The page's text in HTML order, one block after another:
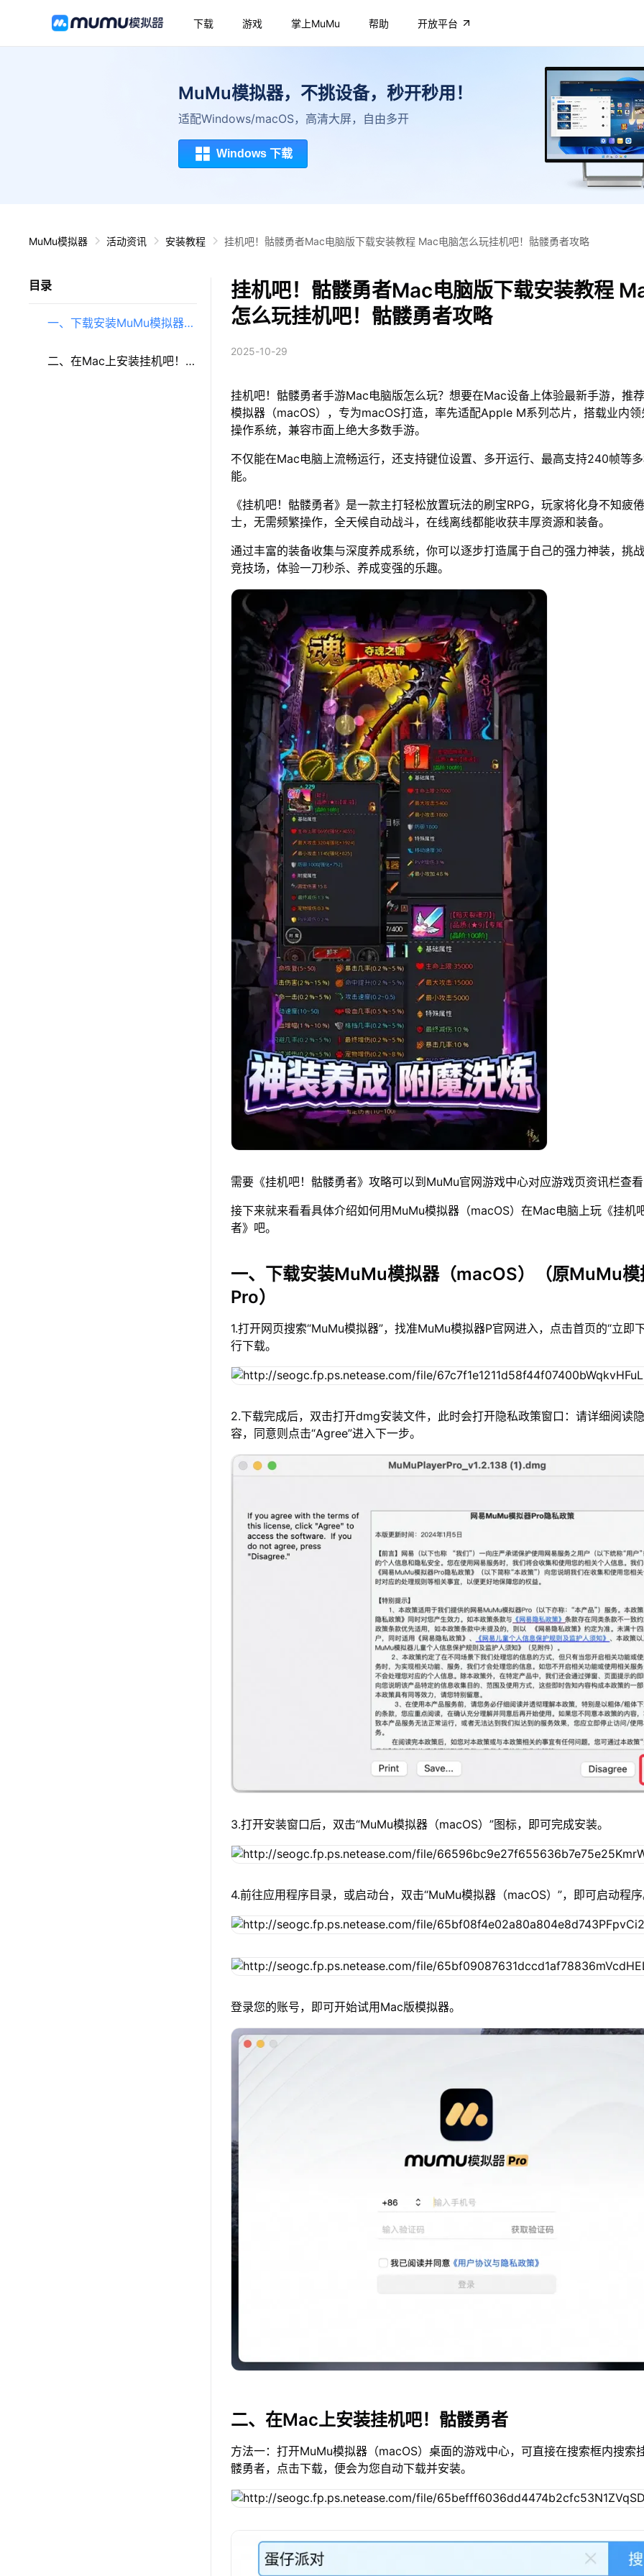
下载 游戏 掌上MuMu 帮助 开放平台
MuMu模拟器，不挑设备，秒开秒用！
适配Windows/macOS，高清大屏，自由多开
Windows 下载
MuMu模拟器 活动资讯 安装教程 挂机吧！骷髅勇者Mac电脑版下载安装教程 Mac电脑怎么玩挂机吧！骷髅勇者攻略
目录
一、下载安装MuMu模拟器
（macOS）（原MuMu模拟
二、在Mac上安装挂机吧！
挂机吧！骷髅勇者Mac电脑版下载安装教程
怎么玩挂机吧！骷髅勇者攻略
2025-10-29
挂机吧！骷髅勇者手游Mac电脑版怎么玩？想要在Mac设备上体验最新手游，推
模拟器（macOS），专为macOS打造，率先适配Apple M系列芯片，搭载业内领
操作系统，兼容市面上绝大多数手游。
不仅能在Mac电脑上流畅运行，还支持键位设置、多开运行、最高支持240帧等
能。
《挂机吧！骷髅勇者》是一款主打轻松放置玩法的刷宝RPG，玩家将化身不知疲
士，无需频繁操作，全天候自动战斗，在线离线都能收获丰厚资源和装备。
通过丰富的装备收集与深度养成系统，你可以逐步打造属于自己的强力神装，挑
竞技场，体验一刀秒杀、养成变强的乐趣。
需要《挂机吧！骷髅勇者》攻略可以到MuMu官网游戏中心对应游戏页资讯栏查
接下来就来看看具体介绍如何用MuMu模拟器（macOS）在Mac电脑上玩《挂机
者》吧。
一、下载安装MuMu模拟器（macOS）（原MuMu模
Pro）
1.打开网页搜索“MuMu模拟器”，找准MuMu模拟器P官网进入，点击首页的“立即
行下载。
2.下载完成后，双击打开dmg安装文件，此时会打开隐私政策窗口：请详细阅读
容，同意则点击“Agree”进入下一步。
3.打开安装窗口后，双击“MuMu模拟器（macOS）”图标，即可完成安装。
4.前往应用程序目录，或启动台，双击“MuMu模拟器（macOS）”，即可启动程
登录您的账号，即可开始试用Mac版模拟器。
二、在Mac上安装挂机吧！骷髅勇者
方法一：打开MuMu模拟器（macOS）桌面的游戏中心，可直接在搜索框内搜索
髅勇者，点击下载，便会为您自动下载并安装。